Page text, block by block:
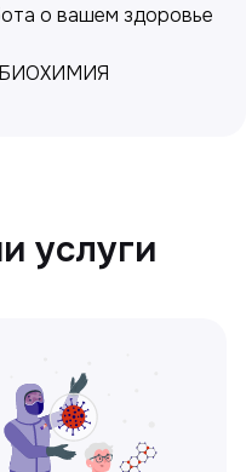
о вашем здоровье
БИОХИМИЯ